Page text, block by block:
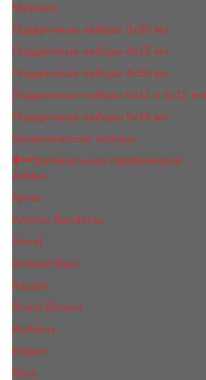
Мужские
Подарочные наборы 3х30 мл
Подарочные наборы 4x15 мл
Подарочные наборы 4x30 мл
Подарочные наборы 5x11 и 5х12 мл
Подарочные наборы 5x15 мл
Косметические наборы
Оригинальная парфюмерия
Adidas
Ajmal
Antonio Banderas
Armaf
Armand Basi
Azzaro
Bruno Banani
Burberry
Bvlgari
Boss